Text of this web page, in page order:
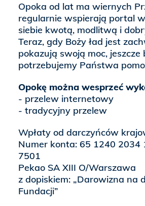
Opoka od lat ma wiernych
regularnie wspierają portal
siebie kwotą, modlitwą i
Teraz, gdy Boży ład jest
pokazują swoją moc, jeszcze
potrzebujemy Państwa
Opokę można wesprzeć
- przelew internetowy
- tradycyjny przelew
Wpłaty od darczyńców
Numer konta: 65 1240 2034
7501
Pekao SA XIII O/Warszawa
z dopiskiem: „Darowizna na
Fundacji”